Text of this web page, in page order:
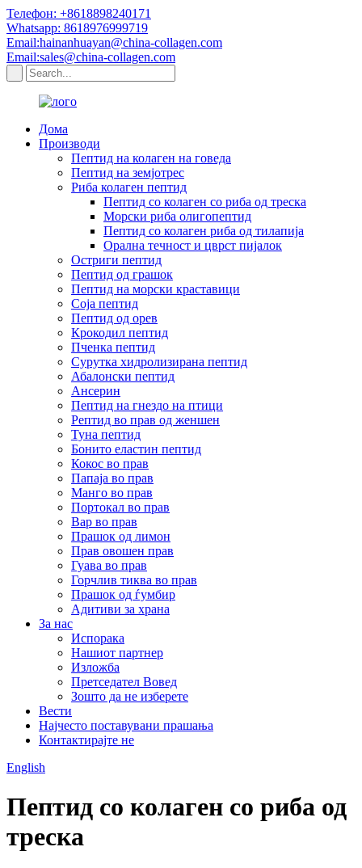
Телефон: +8618898240171
Whatsapp: 8618976999719
Email:hainanhuayan@china-collagen.com
Email:sales@china-collagen.com
Дома
Производи
Пептид на колаген на говеда
Пептид на земјотрес
Риба колаген пептид
Пептид со колаген со риба од треска
Морски риба олигопептид
Пептид со колаген риба од тилапија
Орална течност и цврст пијалок
Остриги пептид
Пептид од грашок
Пептид на морски краставици
Соја пептид
Пептид од орев
Крокодил пептид
Пченка пептид
Сурутка хидролизирана пептид
Абалонски пептид
Ансерин
Пептид на гнездо на птици
Pептид во прав од женшен
Туна пептид
Бонито еластин пептид
Кокос во прав
Папаја во прав
Манго во прав
Портокал во прав
Вар во прав
Прашок од лимон
Прав овошен прав
Гуава во прав
Горчлив тиква во прав
Прашок од ѓумбир
Адитиви за храна
За нас
Испорака
Нашиот партнер
Изложба
Претседател Вовед
Зошто да не изберете
Вести
Најчесто поставувани прашања
Контактирајте не
English
Пептид со колаген со риба од
треска